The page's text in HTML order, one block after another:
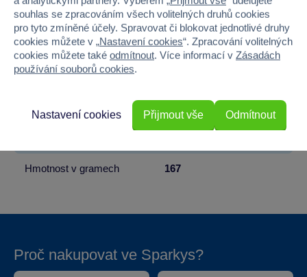
Věk od 5
Pohlaví HOLKA, KLUK
Šířka
Výška
Hmotnost v gramech 167
Proč nakupovat ve Sparkys?
souhlas se zpracováním všech volitelných druhů cookies
pro tyto zmíněné účely. Spravovat či blokovat jednotlivé druhy
cookies můžete v „Nastavení cookies“. Zpracování volitelných
cookies můžete také odmítnout. Více informací v Zásadách
používání souborů cookies.
Odmítnout
Nastavení cookies Přijmout vše